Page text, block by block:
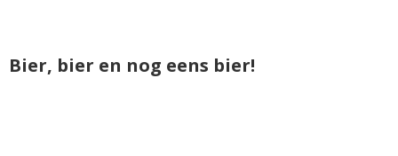
Bier, bier en nog eens bier!